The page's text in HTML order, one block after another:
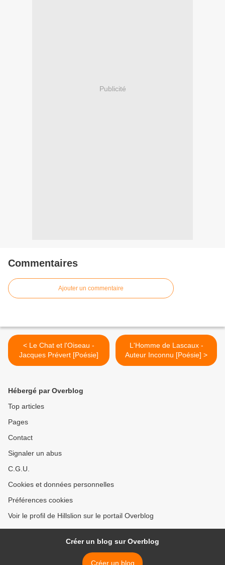
Publicité
Commentaires
Ajouter un commentaire
< Le Chat et l'Oiseau -
Jacques Prévert [Poésie]
L'Homme de Lascaux -
Auteur Inconnu [Poésie] >
Hébergé par Overblog
Top articles
Pages
Contact
Signaler un abus
C.G.U.
Cookies et données personnelles
Préférences cookies
Voir le profil de Hillslion sur le portail Overblog
Créer un blog sur Overblog
Créer un blog